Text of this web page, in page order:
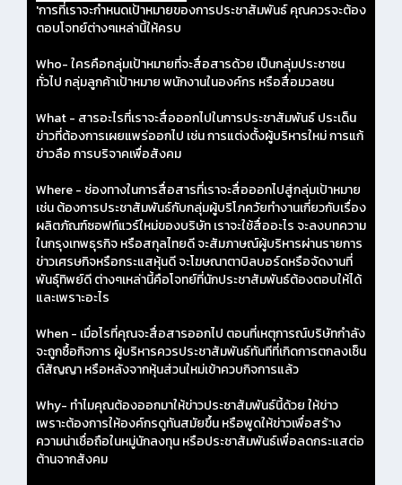
'การที่เราจะกำหนดเป้าหมายของการประชาสัมพันธ์ คุณควรจะต้อง
ตอบโจทย์ต่างๆเหล่านี้ให้ครบ
Who- ใครคือกลุ่มเป้าหมายที่จะสื่อสารด้วย เป็นกลุ่มประชาชน
ทั่วไป กลุ่มลูกค้าเป้าหมาย พนักงานในองค์กร หรือสื่อมวลชน
What - สารอะไรที่เราจะสื่อออกไปในการประชาสัมพันธ์ ประเด็น
ข่าวที่ต้องการเผยแพร่ออกไป เช่น การแต่งตั้งผู้บริหารใหม่ การแก้
ข่าวลือ การบริจาคเพื่อสังคม
Where - ช่องทางในการสื่อสารที่เราจะสื่อออกไปสู่กลุ่มเป้าหมาย
เช่น ต้องการประชาสัมพันธ์กับกลุ่มผู้บริโภควัยทำงานเกี่ยวกับเรื่อง
ผลิตภัณฑ์ซอฟท์แวร์ใหม่ของบริษัท เราจะใช้สื่ออะไร จะลงบทความ
ในกรุงเทพธุรกิจ หรือสกุลไทยดี จะสัมภาษณ์ผู้บริหารผ่านรายการ
ข่าวเศรษกิจหรือกระแสหุ้นดี จะโฆษณาตาบิลบอร์ดหรือจัดงานที่
พันธุ์ทิพย์ดี ต่างๆเหล่านี้คือโจทย์ที่นักประชาสัมพันธ์ต้องตอบให้ได้
และเพราะอะไร
When - เมื่อไรที่คุณจะสื่อสารออกไป ตอนที่เหตุการณ์บริษัทกำลัง
จะถูกซื้อกิจการ ผู้บริหารควรประชาสัมพันธ์ทันทีที่เกิดการตกลงเซ็น
ต์สัญญา หรือหลังจากหุ้นส่วนใหม่เข้าควบกิจการแล้ว
Why- ทำไมคุณต้องออกมาให้ข่าวประชาสัมพันธ์นี้ด้วย ให้ข่าว
เพราะต้องการให้องค์กรดูทันสมัยขึ้น หรือพูดให้ข่าวเพื่อสร้าง
ความน่าเชื่อถือในหมู่นักลงทุน หรือประชาสัมพันธ์เพื่อลดกระแสต่อ
ต้านจากสังคม